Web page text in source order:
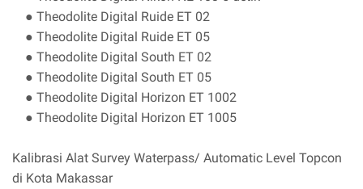
● Theodolite Digital Ruide ET 02
● Theodolite Digital Ruide ET 05
● Theodolite Digital South ET 02
● Theodolite Digital South ET 05
● Theodolite Digital Horizon ET 1002
● Theodolite Digital Horizon ET 1005
Kalibrasi Alat Survey Waterpass/ Automatic Level Topcon
di Kota Makassar